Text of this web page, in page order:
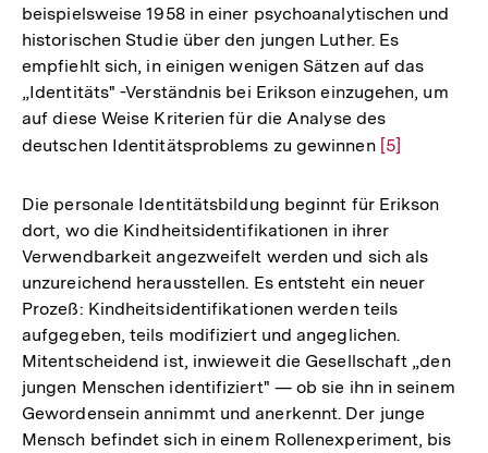
beispielsweise 1958 in einer psychoanalytischen und
historischen Studie über den jungen Luther. Es
empfiehlt sich, in einigen wenigen Sätzen auf das
„Identitäts" -Verständnis bei Erikson einzugehen, um
auf diese Weise Kriterien für die Analyse des
deutschen Identitätsproblems zu gewinnen Zur
der
Fußnote
[5]
Die personale Identitätsbildung beginnt für Erikson
dort, wo die Kindheitsidentifikationen in ihrer
Verwendbarkeit angezweifelt werden und sich als
unzureichend herausstellen. Es entsteht ein neuer
Prozeß: Kindheitsidentifikationen werden teils
aufgegeben, teils modifiziert und angeglichen.
Mitentscheidend ist, inwieweit die Gesellschaft „den
jungen Menschen identifiziert" — ob sie ihn in seinem
Gewordensein annimmt und anerkennt. Der junge
Mensch befindet sich in einem Rollenexperiment, bis